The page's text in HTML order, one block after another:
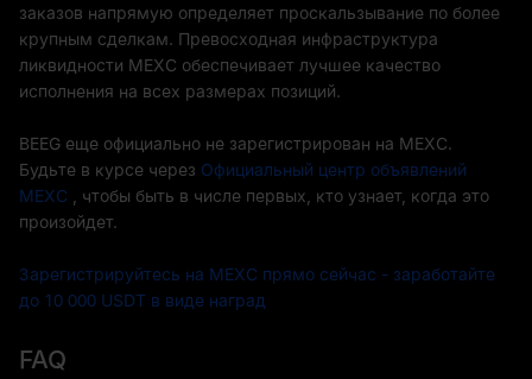
заказов напрямую определяет проскальзывание по более
крупным сделкам. Превосходная инфраструктура
ликвидности MEXC обеспечивает лучшее качество
исполнения на всех размерах позиций.
BEEG еще официально не зарегистрирован на MEXC.
Будьте в курсе через Официальный центр объявлений
MEXC
, чтобы быть в числе первых, кто узнает, когда это
произойдет.
Зарегистрируйтесь на MEXC прямо сейчас - заработайте
до 10 000 USDT в виде наград
FAQ